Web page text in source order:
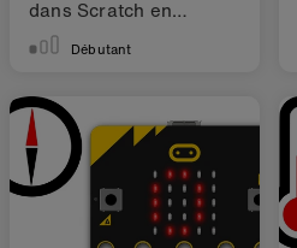
dans Scratch en
déplaçant votre
micro:bit
Débutant